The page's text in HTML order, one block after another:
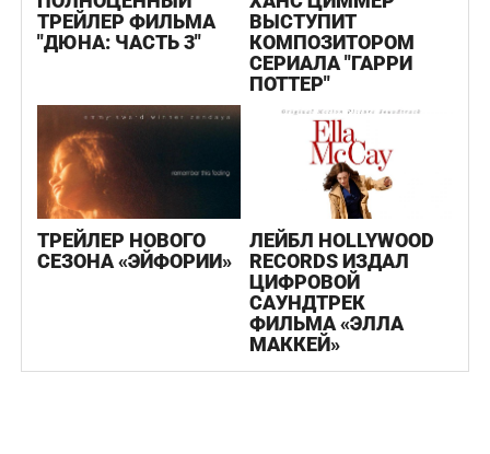
ТРЕЙЛЕР ФИЛЬМА
"ДЮНА: ЧАСТЬ 3"
ВЫСТУПИТ
КОМПОЗИТОРОМ
СЕРИАЛА "ГАРРИ
ПОТТЕР"
ТРЕЙЛЕР НОВОГО
СЕЗОНА «ЭЙФОРИИ»
ЛЕЙБЛ HOLLYWOOD
RECORDS ИЗДАЛ
ЦИФРОВОЙ
САУНДТРЕК
ФИЛЬМА «ЭЛЛА
МАККЕЙ»